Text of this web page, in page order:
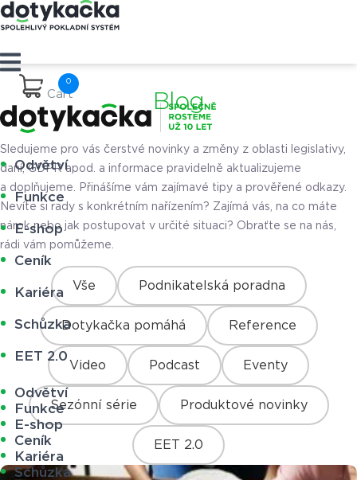
Cart
Odvětví
Funkce
E-shop
Ceník
Kariéra
Schůzka
EET 2.0
Odvětví
Funkce
E-shop
Ceník
Kariéra
Schůzka
Blog
Sledujeme pro vás čerstvé novinky a změny z oblasti legislativy,
daní, GDPR apod. a informace pravidelně aktualizujeme
a doplňujeme. Přinášíme vám zajímavé tipy a prověřené odkazy.
Nevíte si rady s konkrétním nařízením? Zajímá vás, na co máte
nárok nebo jak postupovat v určité situaci? Obraťte se na nás,
rádi vám pomůžeme.
Vše Podnikatelská poradna
Dotykačka pomáhá Reference
Video Podcast Eventy
Sezónní série Produktové novinky
EET 2.0